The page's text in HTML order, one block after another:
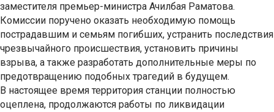
заместителя премьер-министра Ачилбая Раматова.
Комиссии поручено оказать необходимую помощь
пострадавшим и семьям погибших, устранить последствия
чрезвычайного происшествия, установить причины
взрыва, а также разработать дополнительные меры по
предотвращению подобных трагедий в будущем.
В настоящее время территория станции полностью
оцеплена, продолжаются работы по ликвидации